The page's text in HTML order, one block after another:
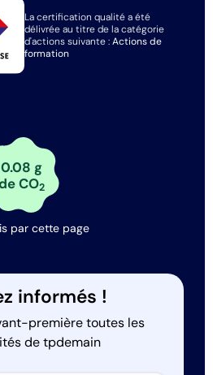
La certification qualité a été
délivrée au titre de la catégorie
d'actions suivante :Actions de
formation
0.08 g
de CO2
par cette page
informés !
première toutes les
de tpdemain